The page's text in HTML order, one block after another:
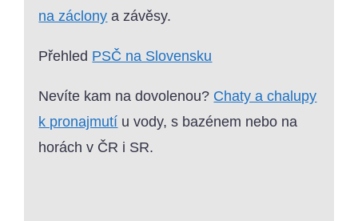
na záclony a závěsy.
Přehled PSČ na Slovensku
Nevíte kam na dovolenou? Chaty a chalupy
k pronajmutí u vody, s bazénem nebo na
horách v ČR i SR.